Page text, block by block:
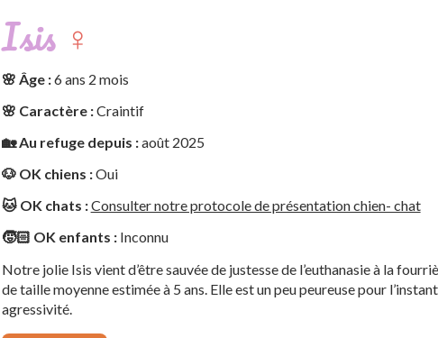
Isis ♀️
🌸 Âge :6 ans 2 mois
🌸 Caractère :Craintif
🏡 Au refuge depuis :août 2025
🐶 OK chiens :Oui
🐱 OK chats :Consulter notre protocole de présentation chien- chat
🧒🏻 OK enfants :Inconnu
Notre jolie Isis vient d’être sauvée de justesse de l’euthanasie à la
de taille moyenne estimée à 5 ans. Elle est un peu peureuse pour
agressivité.